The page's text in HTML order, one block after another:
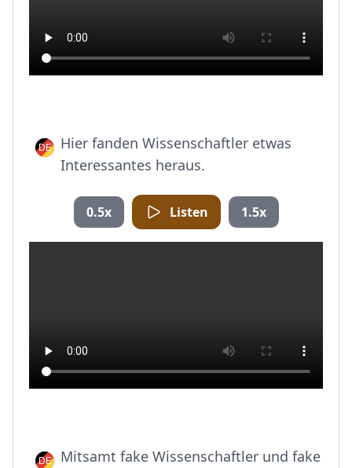
Hier fanden Wissenschaftler etwas
Interessantes heraus.
0.5x Listen 1.5x
Mitsamt fake Wissenschaftler und fake